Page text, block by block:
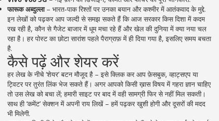
फारूक अब्दुल्ला– भारत‑पाक रिश्तों पर उनका बयान और कश्मीर में आतंकवाद के मुद्दे.
इन लेखों को पढ़कर आप जल्दी से समझ सकते हैं कि आज सरकार किस दिशा में कदम
रख रही है, कौन से गैजेट बाजार में धूम मचा रहे हैं और खेल की दुनिया में क्या नया चल
रहा है। हर पोस्ट का छोटा सारांश पहले पैराग्राफ़ में ही दिया गया है, इसलिए समय बचता
है.
कैसे पढ़ें और शेयर करें
हर लेख के नीचे ‘शेयर’ बटन मौजूद है – इसे क्लिक कर आप फ़ेसबुक, व्हाट्सएप या
ट्विटर पर तुरंत लिंक भेज सकते हैं। अगर आपको किसी ख़ास विषय में गहरा ज्ञान चाहिए
तो उस लेख को बचा लें; हमारी साइट पर बाद में वही सामग्री फिर से नहीं मिल सकती।
साथ ही ‘कमेंट’ सेक्शन में अपनी राय लिखें – हमें पढ़कर खुशी होगी और दूसरों की मदद
भी मिलेगी.